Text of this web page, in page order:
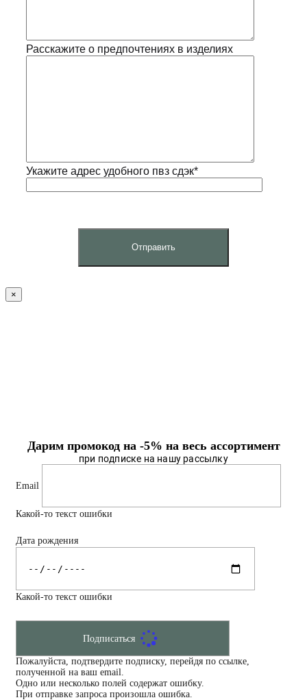
Расскажите о предпочтениях в изделиях
Укажите адрес удобного пвз сдэк*
×
Дарим промокод на -5% на весь ассортимент
при подписке на нашу рассылку
Email
Какой-то текст ошибки
Дата рождения
Какой-то текст ошибки
Подписаться
Пожалуйста, подтвердите подписку, перейдя по ссылке,
полученной на ваш email.
Одно или несколько полей содержат ошибку.
При отправке запроса произошла ошибка.